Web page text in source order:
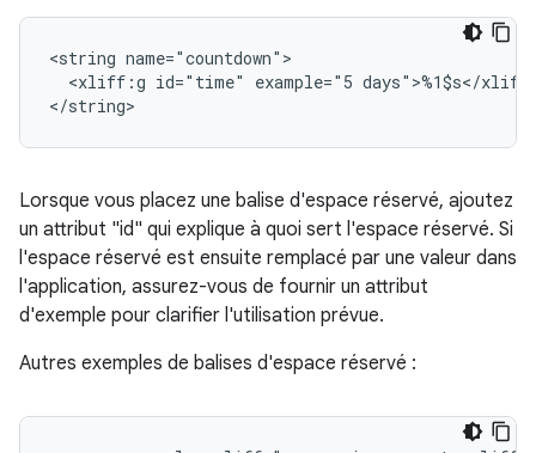
<string
<xliff:g id="time" example="5 days">%1$s</
</string>
Lorsque vous placez une balise d'espace réservé, ajoutez
un attribut "id" qui explique à quoi sert l'espace réservé. Si
l'espace réservé est ensuite remplacé par une valeur dans
l'application, assurez-vous de fournir un attribut
d'exemple pour clarifier l'utilisation prévue.
Autres exemples de balises d'espace réservé :